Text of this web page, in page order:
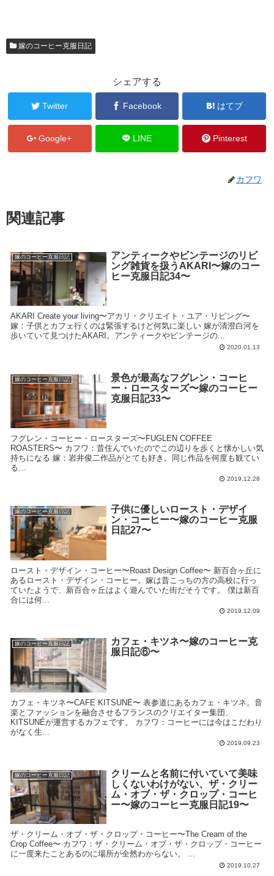
嫁のコーヒー克服日記
シェアする
Twitter Facebook はてブ
Google+ LINE Pinterest
カフワ
関連記事
嫁のコーヒー克服日記
アンティークやビンテージのリビ
ング雑貨を扱うAKARI〜嫁のコー
ヒー克服日記34〜
AKARI Create your living〜アカリ・クリエイト・ユア・リビング〜
嫁：子供とカフェ行くのは緊張するけど何気に楽しい 嫁が清澄白河を
歩いていて見つけたAKARI。アンティークやビンテージの...
2020.01.13
嫁のコーヒー克服日記
景色が最高なフグレン・コーヒ
ー・ロースターズ〜嫁のコーヒー
克服日記33〜
フグレン・コーヒー・ロースターズ〜FUGLEN COFFEE
ROASTERS〜 カフワ：昔住んでいたのでこの辺りを歩くと懐かしい気
持ちになる 嫁：岩井俊二作品がとても好き。同じ作品を何度も観てい
る...
2019.12.28
嫁のコーヒー克服日記
子供に優しいロースト・デザイ
ン・コーヒー〜嫁のコーヒー克服
日記27〜
ロースト・デザイン・コーヒー〜Roast Design Coffee〜 新百合ヶ丘に
あるロースト・デザイン・コーヒー。嫁は昔こっちの方の高校に行っ
ていたようで、新百合ヶ丘はよく遊んでいた街だそうです。 僕は新百
合には何...
2019.12.09
嫁のコーヒー克服日記
カフェ・キツネ〜嫁のコーヒー克
服日記⑥〜
カフェ・キツネ〜CAFE KITSUNÉ〜 表参道にあるカフェ・キツネ。音
楽とファッションを融合させるフランスのクリエイター集団、
KITSUNÉが運営するカフェです。 カフワ：コーヒーには今はこだわり
がなく生...
2019.09.23
嫁のコーヒー克服日記
クリームと名前に付いていて美味
しくないわけがない、ザ・クリー
ム・オブ・ザ・クロップ・コーヒ
ー〜嫁のコーヒー克服日記19〜
ザ・クリーム・オブ・ザ・クロップ・コーヒー〜The Cream of the
Crop Coffee〜 カフワ：ザ・クリーム・オブ・ザ・クロップ・コーヒー
に一度来たことあるのに場所が全然わからない。 ...
2019.10.27